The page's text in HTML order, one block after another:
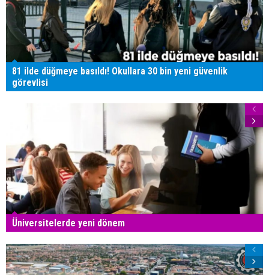
81 ilde düğmeye basıldı! Okullara 30 bin yeni güvenlik
görevlisi
Üniversitelerde yeni dönem